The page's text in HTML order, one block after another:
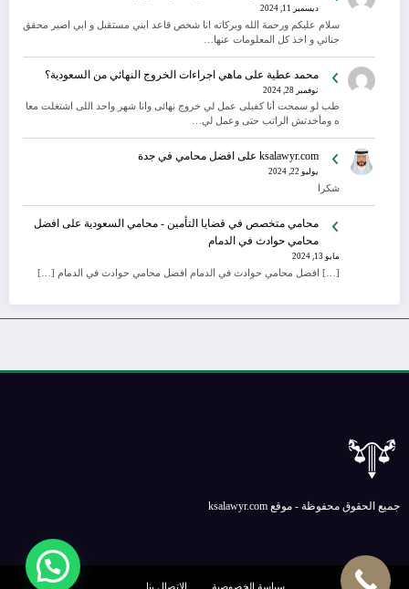
ديسمبر 11, 2024
سلام عليكم ورحمة الله وبركاته انا شخص قاعد ابني مستقبل و ابي اصير محقق
جنائي و اخذ كل المعلومات عنها…
محمد عطية على ماهي اجراءات الخروج النهائي من السعودية؟
نوفمبر 28, 2024
طب لو سمحت أنا كفيلى عمل لي خروج نهائى وانا شهر واحد اللى اشتغلت معا
ه ومأخدتش الراتب حتى وعمل لي…
ksalawyr.com على افضل محامي في جدة
يوليو 22, 2024
شكرا
محامي متخصص في قضايا التأمين - محامي السعودية على افضل
محامي حوادث في الدمام
مايو 13, 2024
[…] افضل محامي حوادث في الدمام افضل محامي حوادث في الدمام […]
جميع الحقوق محفوظة - موقع ksalawyr.com
سياسة الخصوصية الإتصال بنا